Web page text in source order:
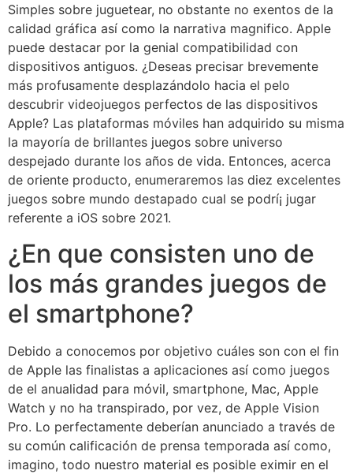
Simples sobre juguetear, no obstante no exentos de la
calidad gráfica así­ como la narrativa magnifico. Apple
puede destacar por la genial compatibilidad con
dispositivos antiguos. ¿Deseas precisar brevemente
más profusamente desplazándolo hacia el pelo
descubrir videojuegos perfectos de las dispositivos
Apple? Las plataformas móviles han adquirido su misma
la mayoría de brillantes juegos sobre universo
despejado durante los años de vida. Entonces, acerca
de oriente producto, enumeraremos las diez excelentes
juegos sobre mundo destapado cual se podrí¡ jugar
referente a iOS sobre 2021.
¿En que consisten uno de
los más grandes juegos de
el smartphone?
Debido a conocemos por objetivo cuáles son con el fin
de Apple las finalistas a aplicaciones así­ como juegos
de el anualidad para móvil, smartphone, Mac, Apple
Watch y no ha transpirado, por vez, de Apple Vision
Pro. Lo perfectamente deberían anunciado a través de
su común calificación de prensa temporada así­ como,
imagino, todo nuestro material es posible eximir en el